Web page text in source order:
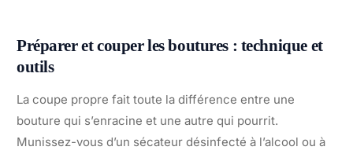
Préparer et couper les boutures : technique et
outils
La coupe propre fait toute la différence entre une
bouture qui s’enracine et une autre qui pourrit.
Munissez-vous d’un sécateur désinfecté à l’alcool ou à